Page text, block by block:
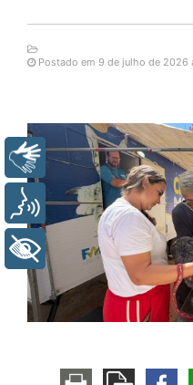
Postado em 9 de julho de 2026
Libras
Voz
+ Acessibilidade